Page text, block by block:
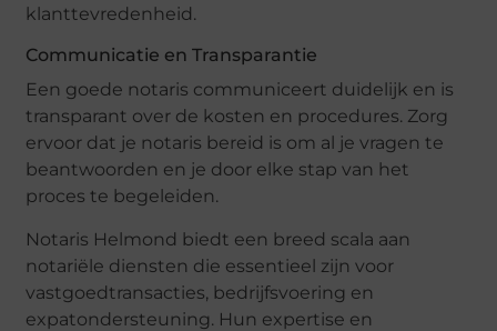
klanttevredenheid.
Communicatie en Transparantie
Een goede notaris communiceert duidelijk en is
transparant over de kosten en procedures. Zorg
ervoor dat je notaris bereid is om al je vragen te
beantwoorden en je door elke stap van het
proces te begeleiden.
Notaris Helmond biedt een breed scala aan
notariële diensten die essentieel zijn voor
vastgoedtransacties, bedrijfsvoering en
expatondersteuning. Hun expertise en